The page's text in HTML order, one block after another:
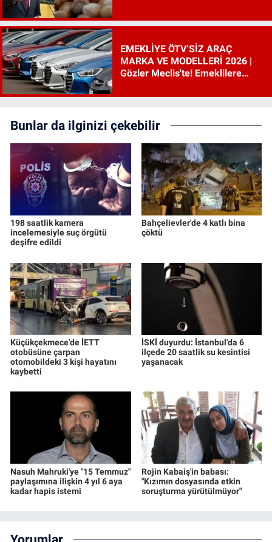
EMEKLİYE ÖTV’SİZ ARAÇ
MARKA VE MODELLERİ 2026 |
Gözler Meclis'te! Emeklilere
ne?
Bunlar da ilginizi çekebilir
198 saatlik kamera
incelemesiyle suç örgütü
deşifre edildi
Bahçelievler'de 4 katlı bina
çöktü
Küçükçekmece'de İETT
otobüsüne çarpan
otomobildeki 3 kişi hayatını
kaybetti
İSKİ duyurdu: İstanbul'da 6
ilçede 20 saatlik su kesintisi
yaşanacak
Nasuh Mahruki'ye "15 Temmuz"
paylaşımına ilişkin 4 yıl 6 aya
kadar hapis istemi
Rojin Kabaiş'in babası:
"Kızımın dosyasında etkin
soruşturma yürütülmüyor"